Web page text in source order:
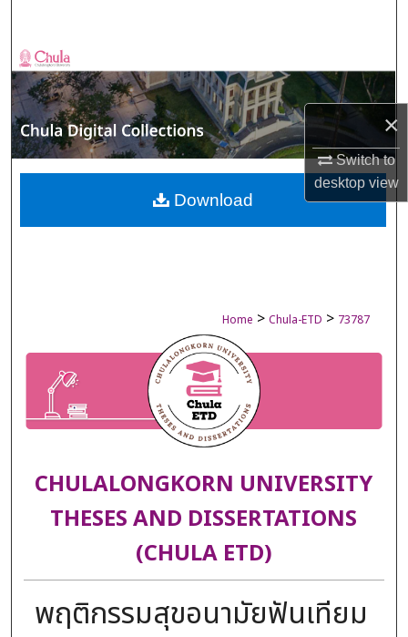
×
Switch to
desktopview
Browse Collections
My Account
About
Digital Commons Network™
Home > Chula-ETD > 73787
CHULALONGKORN UNIVERSITY
THESES AND DISSERTATIONS
(CHULA ETD)
พฤติกรรมสุขอนามัยฟันเทียม
Download